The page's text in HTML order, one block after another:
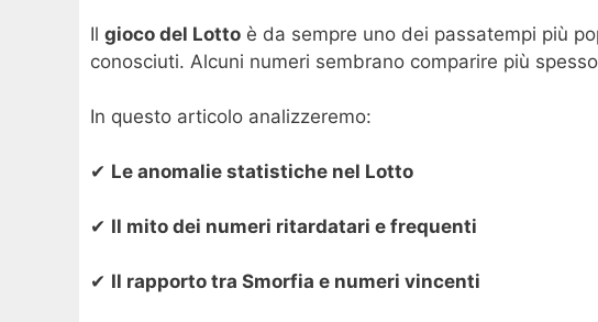
Il gioco del Lotto è da sempre uno dei passatempi più
conosciuti. Alcuni numeri sembrano comparire più
In questo articolo analizzeremo:
✔ Le anomalie statistiche nel Lotto
✔ Il mito dei numeri ritardatari e frequenti
✔ Il rapporto tra Smorfia e numeri vincenti